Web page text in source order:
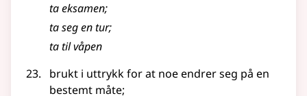
ta eksamen;
ta seg en tur;
ta til våpen
brukt i uttrykk for at noe endrer seg på en
bestemt måte;